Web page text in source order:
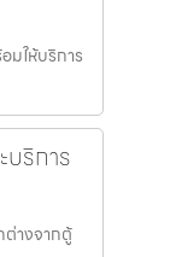
มให้บริการ
บริการ
ต่างจากตู้